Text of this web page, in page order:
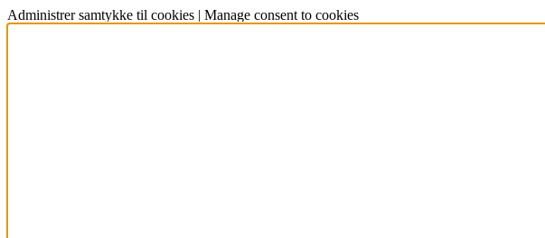
Administrer samtykke til cookies | Manage consent to cookies